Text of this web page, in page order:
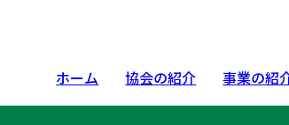
ホーム 協会の紹介 事業の紹